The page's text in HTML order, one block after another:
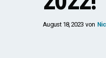
August 18, 2023 von